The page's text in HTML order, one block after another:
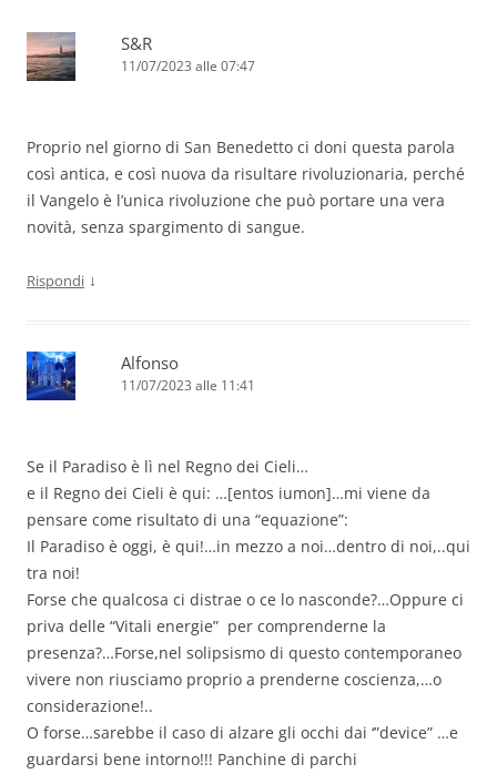
S&R
11/07/2023 alle 07:47
Proprio nel giorno di San Benedetto ci doni questa parola
così antica, e così nuova da risultare rivoluzionaria, perché
il Vangelo è l’unica rivoluzione che può portare una vera
novità, senza spargimento di sangue.
Rispondi ↓
Alfonso
11/07/2023 alle 11:41
Se il Paradiso è lì nel Regno dei Cieli…
e il Regno dei Cieli è qui: …[entos iumon]…mi viene da
pensare come risultato di una “equazione”:
Il Paradiso è oggi, è qui!…in mezzo a noi…dentro di noi,..qui
tra noi!
Forse che qualcosa ci distrae o ce lo nasconde?…Oppure ci
priva delle “Vitali energie” per comprenderne la
presenza?…Forse,nel solipsismo di questo contemporaneo
vivere non riusciamo proprio a prenderne coscienza,…o
considerazione!..
O forse…sarebbe il caso di alzare gli occhi dai ‘”device” …e
guardarsi bene intorno!!! Panchine di parchi